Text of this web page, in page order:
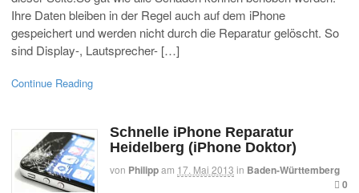
Ihre Daten bleiben in der Regel auch auf dem iPhone
gespeichert und werden nicht durch die Reparatur gelöscht. So
sind Display-, Lautsprecher- […]
Continue Reading
Schnelle iPhone Reparatur
Heidelberg (iPhone Doktor)
von Philippam 17. Mai 2013 in Baden-Württemberg
0